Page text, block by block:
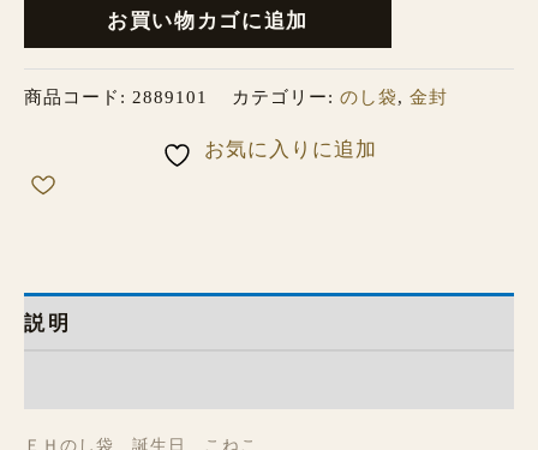
お買い物カゴに追加
商品コード: 2889101 カテゴリー: のし袋, 金封
お気に入りに追加
説明
ＥＨのし袋 誕生日 こねこ